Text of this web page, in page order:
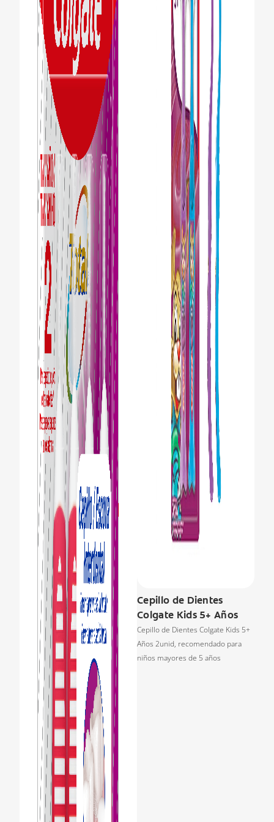
Cepillo de Dientes
Colgate Kids 5+ Años
Cepillo de Dientes Colgate Kids 5+
Años 2unid, recomendado para
niños mayores de 5 años